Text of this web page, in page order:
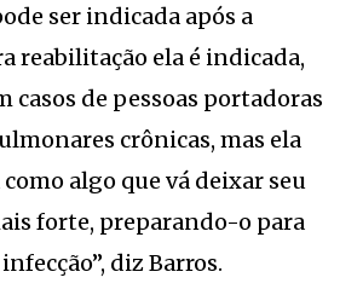
ser indicada após a
reabilitação ela é indicada,
casos de pessoas portadoras
crônicas, mas ela
algo que vá deixar seu
forte, preparando-o para
diz Barros.